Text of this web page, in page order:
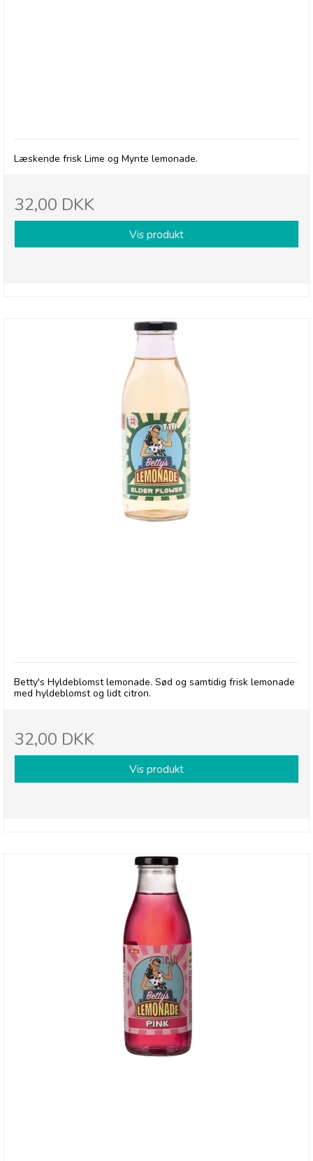
Læskende frisk Lime og Mynte lemonade.
32,00 DKK
Vis produkt
Betty's Hyldeblomst lemonade. Sød og samtidig frisk lemonade
med hyldeblomst og lidt citron.
32,00 DKK
Vis produkt